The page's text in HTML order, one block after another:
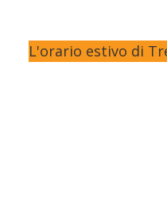
L'orario estivo di